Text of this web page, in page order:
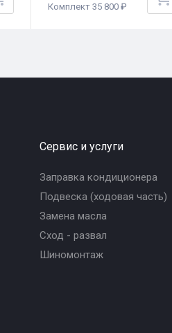
Комплект 35 800 ₽
Сервис и услуги
Заправка кондиционера
Подвеска (ходовая часть)
Замена масла
Сход - развал
Шиномонтаж